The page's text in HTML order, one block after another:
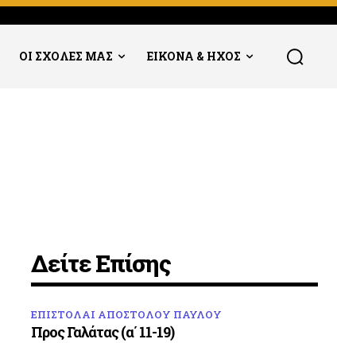
ΟΙ ΣΧΟΛΕΣ ΜΑΣ ΕΙΚΟΝΑ & ΗΧΟΣ
Δείτε Επίσης
ΕΠΙΣΤΟΛΑΙ ΑΠΟΣΤΟΛΟΥ ΠΑΥΛΟΥ
Προς Γαλάτας (α΄ 11-19)